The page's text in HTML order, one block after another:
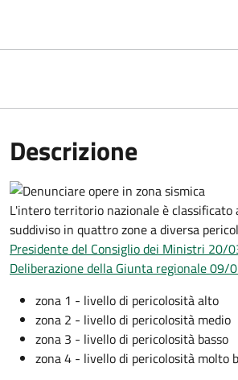
Descrizione
L'intero territorio nazionale è classificato
suddiviso in quattro zone a diversa
Presidente del Consiglio dei Ministri 20/
Deliberazione della Giunta regionale
zona 1 - livello di pericolosità alto
zona 2 - livello di pericolosità medio
zona 3 - livello di pericolosità basso
zona 4 - livello di pericolosità molto